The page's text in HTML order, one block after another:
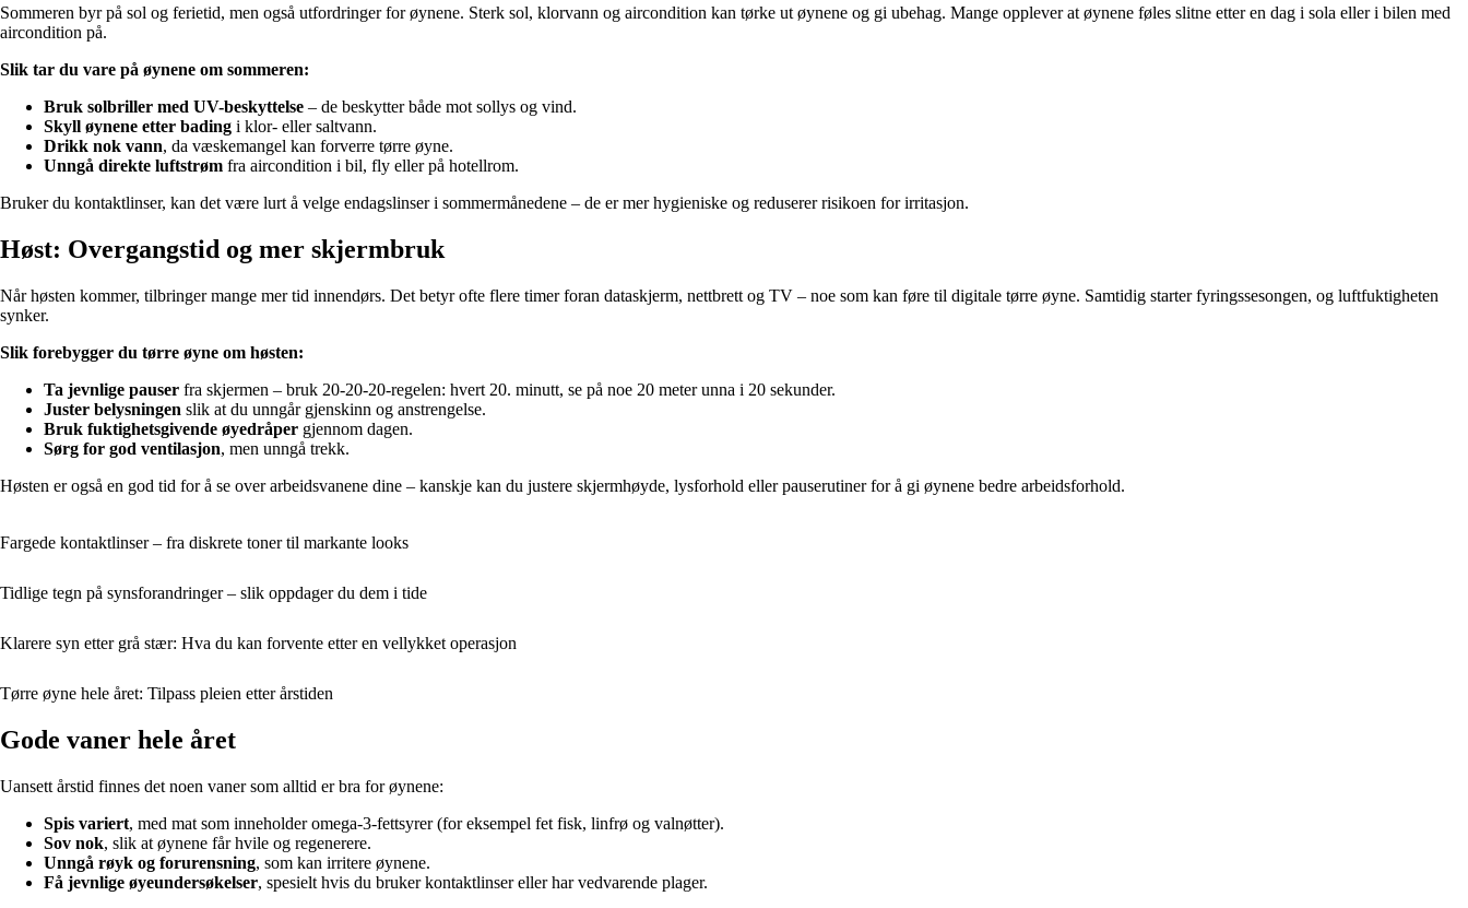
Sommeren byr på sol og ferietid, men også utfordringer for øynene. Sterk sol, klorvann og aircondition kan tørke ut øynene og gi ubehag. Mange opplever at øynene føles slitne etter en dag i sola eller i bilen med
aircondition på.
Slik tar du vare på øynene om sommeren:
Bruk solbriller med UV-beskyttelse – de beskytter både mot sollys og vind.
Skyll øynene etter bading i klor- eller saltvann.
Drikk nok vann, da væskemangel kan forverre tørre øyne.
Unngå direkte luftstrøm fra aircondition i bil, fly eller på hotellrom.
Bruker du kontaktlinser, kan det være lurt å velge endagslinser i sommermånedene – de er mer hygieniske og reduserer risikoen for irritasjon.
Høst: Overgangstid og mer skjermbruk
Når høsten kommer, tilbringer mange mer tid innendørs. Det betyr ofte flere timer foran dataskjerm, nettbrett og TV – noe som kan føre til digitale tørre øyne. Samtidig starter fyringssesongen, og luftfuktigheten
synker.
Slik forebygger du tørre øyne om høsten:
Ta jevnlige pauser fra skjermen – bruk 20-20-20-regelen: hvert 20. minutt, se på noe 20 meter unna i 20 sekunder.
Juster belysningen slik at du unngår gjenskinn og anstrengelse.
Bruk fuktighetsgivende øyedråper gjennom dagen.
Sørg for god ventilasjon, men unngå trekk.
Høsten er også en god tid for å se over arbeidsvanene dine – kanskje kan du justere skjermhøyde, lysforhold eller pauserutiner for å gi øynene bedre arbeidsforhold.
Fargede kontaktlinser – fra diskrete toner til markante looks
Tidlige tegn på synsforandringer – slik oppdager du dem i tide
Klarere syn etter grå stær: Hva du kan forvente etter en vellykket operasjon
Tørre øyne hele året: Tilpass pleien etter årstiden
Gode vaner hele året
Uansett årstid finnes det noen vaner som alltid er bra for øynene:
Spis variert, med mat som inneholder omega-3-fettsyrer (for eksempel fet fisk, linfrø og valnøtter).
Sov nok, slik at øynene får hvile og regenerere.
Unngå røyk og forurensning, som kan irritere øynene.
Få jevnlige øyeundersøkelser, spesielt hvis du bruker kontaktlinser eller har vedvarende plager.